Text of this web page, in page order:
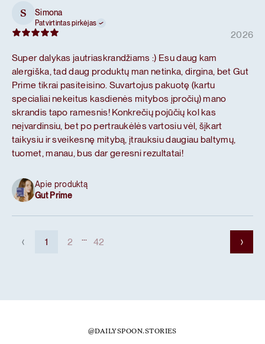
S Simona
Patvirtintas pirkėjas
2026
Super dalykas jautriaskrandžiams :) Esu daug kam
alergiška, tad daug produktų man netinka, dirgina, bet Gut
Prime tikrai pasiteisino. Suvartojus pakuotę (kartu
specialiai nekeitus kasdienės mitybos įpročių) mano
skrandis tapo ramesnis! Konkrečių pojūčių kol kas
neįvardinsiu, bet po pertraukėlės vartosiu vėl, šįkart
taikysiu ir sveikesnę mitybą, įtrauksiu daugiau baltymų,
tuomet, manau, bus dar geresni rezultatai!
Apie produktą
Gut Prime
1 2 ... 42
@DAILYSPOON.STORIES